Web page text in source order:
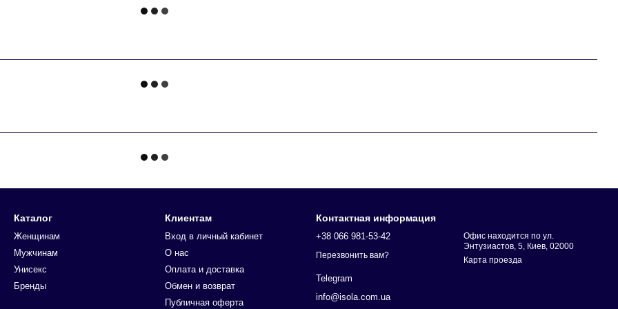
Каталог
Женщинам
Мужчинам
Унисекс
Бренды
Клиентам
Вход в личный кабинет
О нас
Оплата и доставка
Обмен и возврат
Публичная оферта
Контактная информация
+38 066 981-53-42
Перезвонить вам?
Telegram
info@isola.com.ua
Офис находится по ул.
Энтузиастов, 5, Киев, 02000
Карта проезда